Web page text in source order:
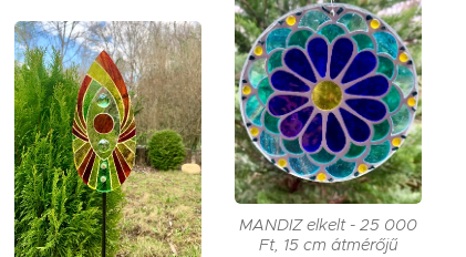
MANDIZ elkelt - 25 000
Ft, 15 cm átmérőjű